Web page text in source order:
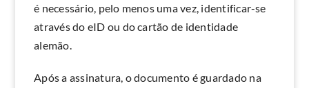
é necessário, pelo menos uma vez, identificar-se
através do eID ou do cartão de identidade
alemão.
Após a assinatura, o documento é guardado na